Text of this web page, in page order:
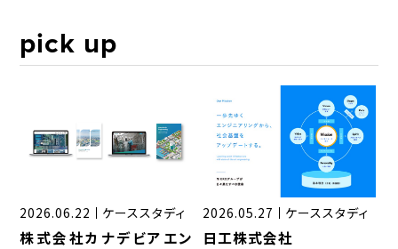
pick up
2026.06.22 ケーススタディ
株式会社カナデビアエン
2026.05.27 ケーススタディ
日工株式会社